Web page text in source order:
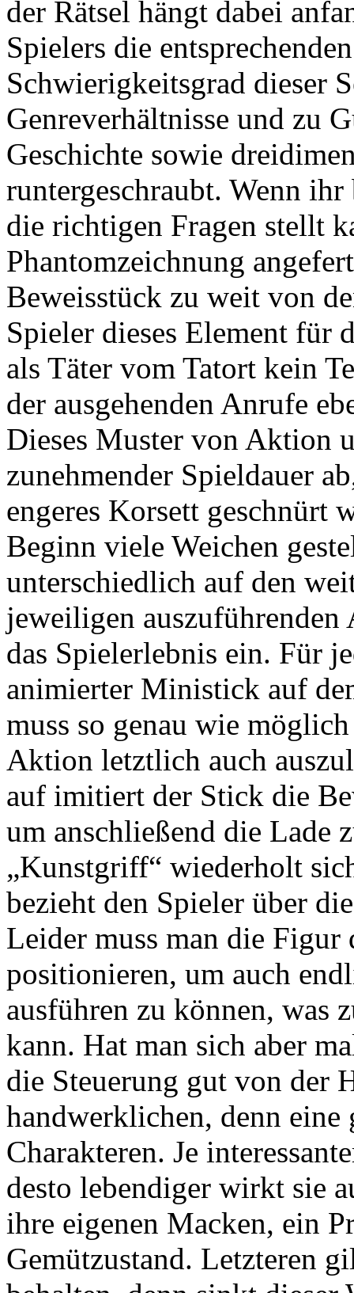
der Rätsel hängt dabei
Spielers die
Schwierigkeitsgrad dieser
Genreverhältnisse und zu
Geschichte sowie
runtergeschraubt. Wenn
die richtigen Fragen stellt
Phantomzeichnung
Beweisstück zu weit von
Spieler dieses Element
als Täter vom Tatort kein
der ausgehenden Anrufe
Dieses Muster von Aktion
zunehmender Spieldauer
engeres Korsett geschnürt
Beginn viele Weichen
unterschiedlich auf den
jeweiligen
das Spielerlebnis ein. Für
animierter Ministick auf
muss so genau wie
Aktion letztlich auch
auf imitiert der Stick die
um anschließend die Lade
„Kunstgriff“ wiederholt
bezieht den Spieler über
Leider muss man die Figur
positionieren, um auch
ausführen zu können, was
kann. Hat man sich aber
die Steuerung gut von der
handwerklichen, denn eine
Charakteren. Je
desto lebendiger wirkt sie
ihre eigenen Macken, ein
Gemützustand. Letzteren